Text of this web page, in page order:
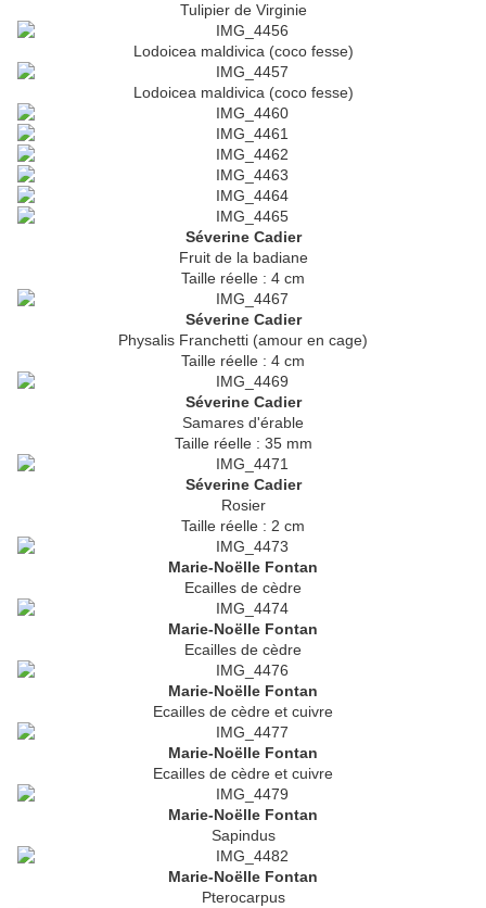
Tulipier de Virginie
Lodoicea maldivica (coco fesse)
Lodoicea maldivica (coco fesse)
Séverine Cadier
Fruit de la badiane
Taille réelle : 4 cm
Séverine Cadier
Physalis Franchetti (amour en cage)
Taille réelle : 4 cm
Séverine Cadier
Samares d'érable
Taille réelle : 35 mm
Séverine Cadier
Rosier
Taille réelle : 2 cm
Marie-Noëlle Fontan
Ecailles de cèdre
Marie-Noëlle Fontan
Ecailles de cèdre
Marie-Noëlle Fontan
Ecailles de cèdre et cuivre
Marie-Noëlle Fontan
Ecailles de cèdre et cuivre
Marie-Noëlle Fontan
Sapindus
Marie-Noëlle Fontan
Pterocarpus